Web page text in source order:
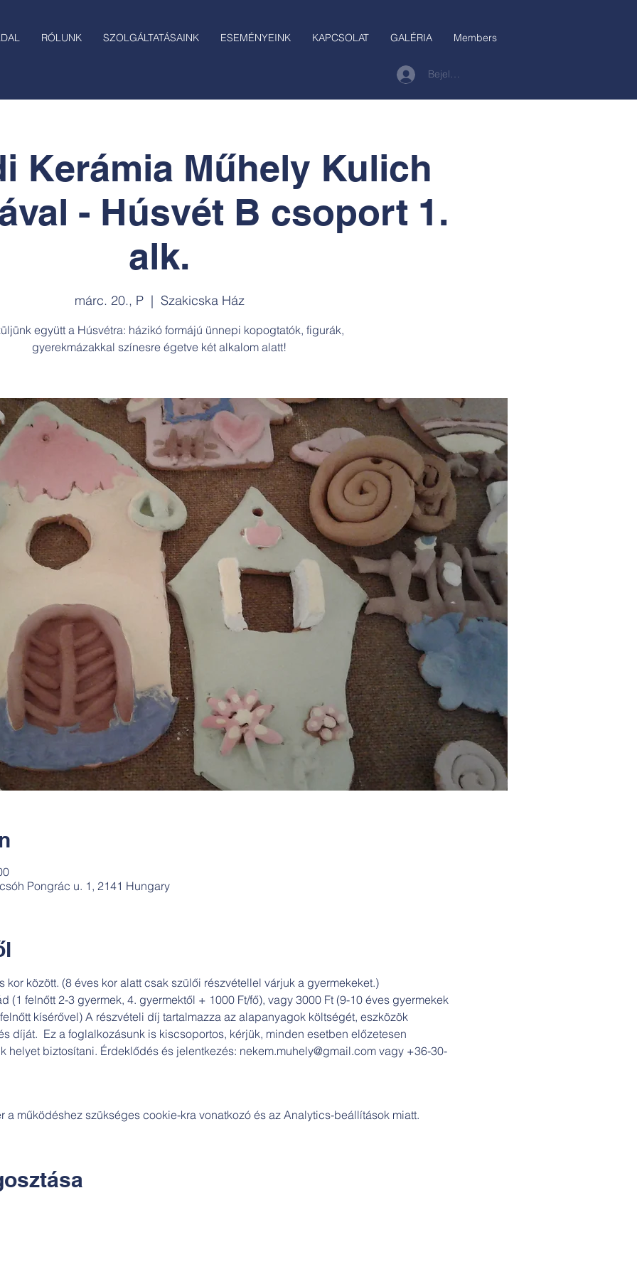
RÓLUNK SZOLGÁLTATÁSAINK ESEMÉNYEINK KAPCSOLAT GALÉRIA Members
Bejelentkezés
Kerámia Műhely Kulich
- Húsvét B csoport 1.
alk.
márc. 20., P
  |
Szakicska Ház
együtt a Húsvétra: házikó formájú ünnepi kopogtatók, figurák,
gyerekmázakkal színesre égetve két alkalom alatt!
Pongrác u. 1, 2141 Hungary
kor között. (8 éves kor alatt csak szülői részvétellel várjuk a gyermekeket.)
(1 felnőtt 2-3 gyermek, 4. gyermektől + 1000 Ft/fő), vagy 3000 Ft (9-10 éves gyermekek
kísérővel) A részvételi díj tartalmazza az alapanyagok költségét, eszközök
díját.  Ez a foglalkozásunk is kiscsoportos, kérjük, minden esetben előzetesen
helyet biztosítani. Érdeklődés és jelentkezés: nekem.muhely@gmail.com vagy +36-30-
a működéshez szükséges cookie-kra vonatkozó és az Analytics-beállítások miatt.